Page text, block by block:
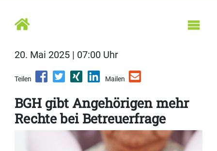
20. Mai 2025 | 07:00 Uhr
Teilen Mailen
BGH gibt Angehörigen mehr
Rechte bei Betreuerfrage